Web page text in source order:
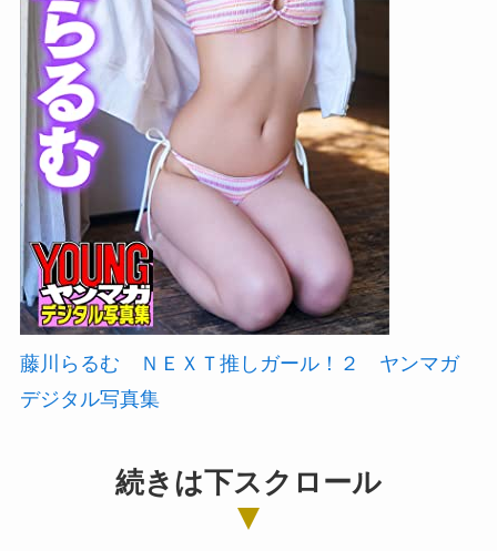
藤川らるむ ＮＥＸＴ推しガール！２ ヤンマガ
デジタル写真集
続きは下スクロール